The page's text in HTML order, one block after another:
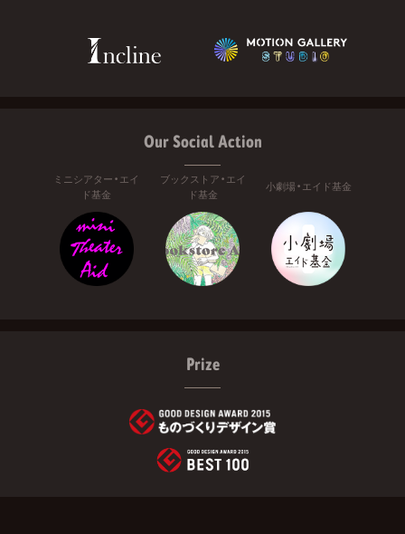
Our Social Action
ミニシアター・エイ
ド基金
ブックストア・エイ
ド基金
小劇場・エイド基金
Prize